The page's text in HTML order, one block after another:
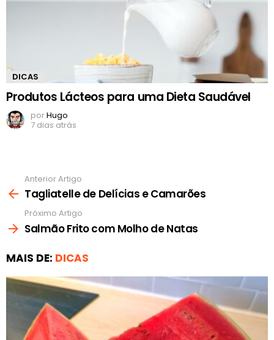
DICAS
Produtos Lácteos para uma Dieta Saudável
porHugo
7 dias atrás
mais
Anterior Artigo
Tagliatelle de Delícias e Camarões
Próximo Artigo
Salmão Frito com Molho de Natas
MAIS DE: DICAS